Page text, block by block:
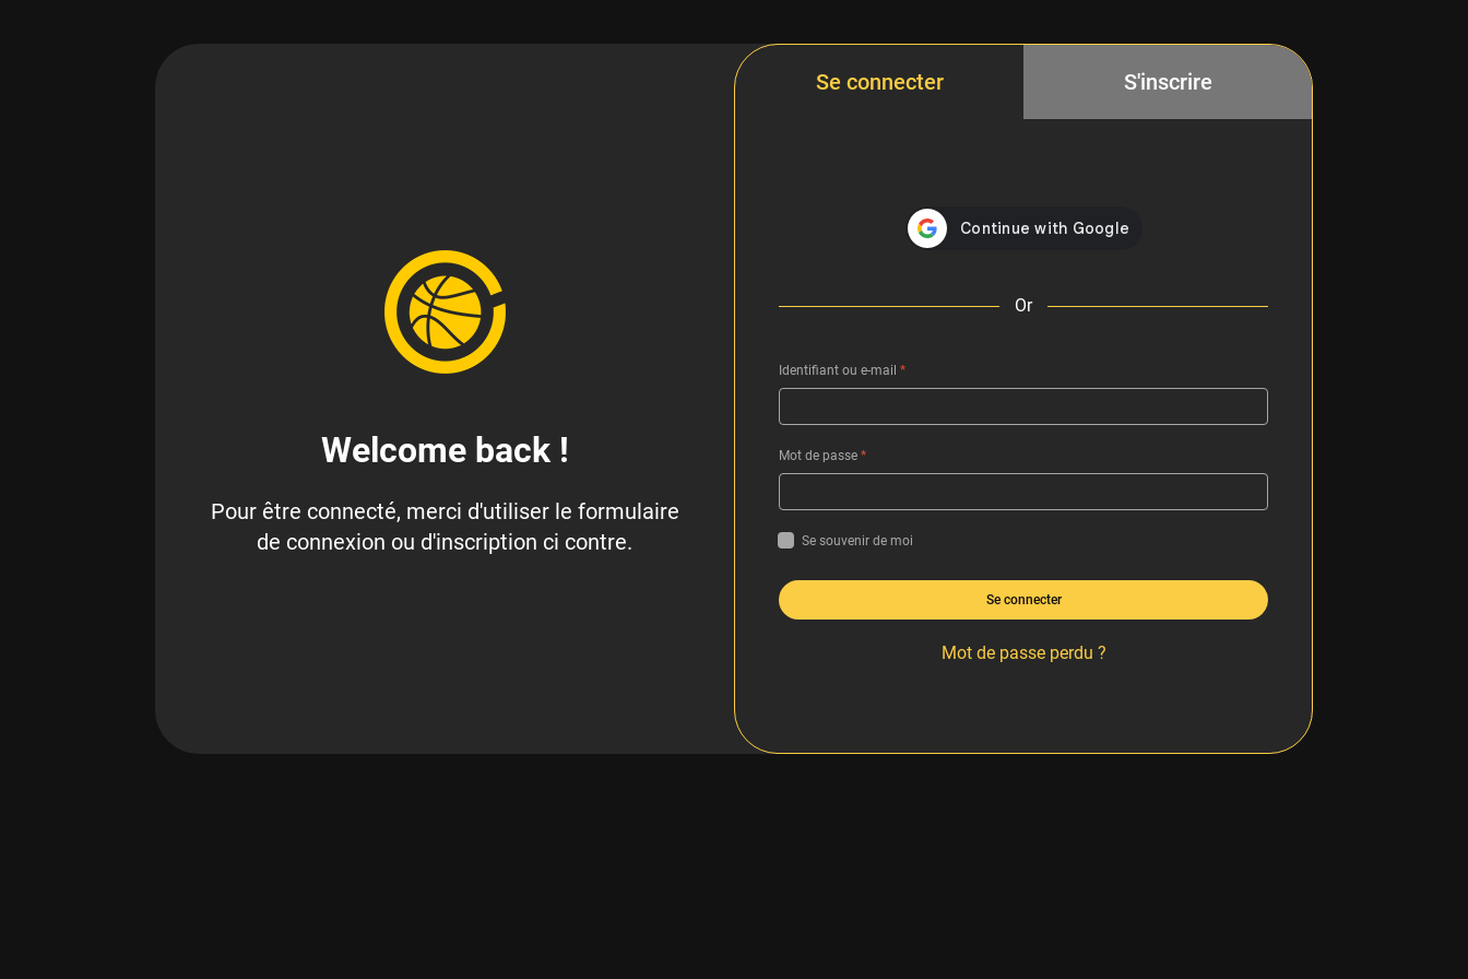
Welcome back !
Pour être connecté, merci d'utiliser le formulaire
de connexion ou d'inscription ci contre.
Se connecter S'inscrire
Or
Identifiant ou e-mail *
Mot de passe *
Se souvenir de moi
Se connecter
Mot de passe perdu ?